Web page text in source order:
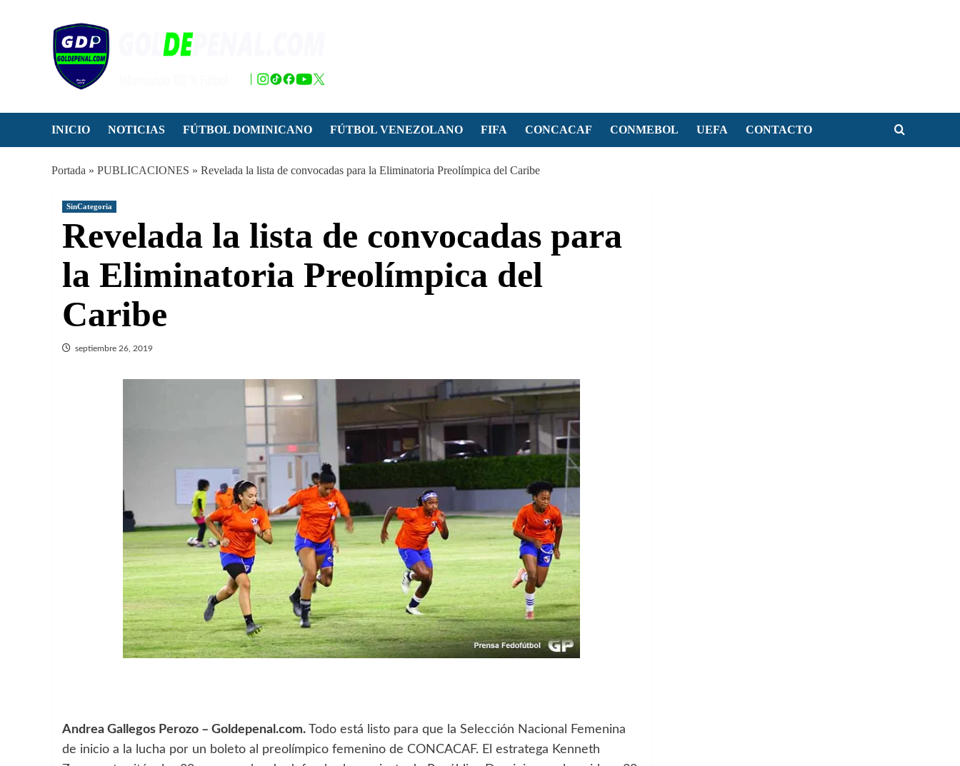
INICIO NOTICIAS FÚTBOL DOMINICANO FÚTBOL VENEZOLANO FIFA CONCACAF CONMEBOL UEFA CONTACTO
Portada » PUBLICACIONES » Revelada la lista de convocadas para la Eliminatoria Preolímpica del Caribe
SinCategoria
Revelada la lista de convocadas para
la Eliminatoria Preolímpica del
Caribe
septiembre 26, 2019
Andrea Gallegos Perozo – Goldepenal.com. Todo está listo para que la Selección Nacional Femenina
de inicio a la lucha por un boleto al preolímpico femenino de CONCACAF. El estratega Kenneth